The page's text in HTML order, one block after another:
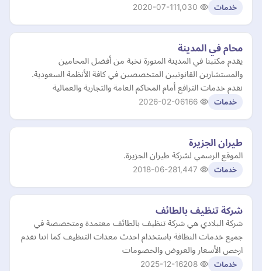
خدمات 2020-07-11
محام في المدينة
يقدم مكتبنا في المدينة المنورة نخبة من أفضل المحامين
والمستشارين القانونيين المتخصصين في كافة الأنظمة السعودية.
نقدم خدمات الترافع أمام المحاكم العامة والتجارية والعمالية
خدمات 2026-02-06
طيران الجزيرة
الموقع الرسمي لشركة طيران الجزيرة.
خدمات 2018-06-28
شركة تنظيف بالطائف
شركة البلادي هي شركة تنظيف بالطائف معتمدة ومتخصصة في
جميع خدمات النظافة باستخدام احدث معدات التنظيف كما اننا نقدم
ارخص الأسعار والعروض والخصومات
خدمات 2025-12-16